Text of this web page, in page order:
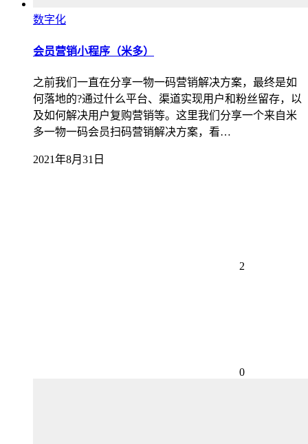
数字化
会员营销小程序（米多）
之前我们一直在分享一物一码营销解决方案，最终是如
何落地的?通过什么平台、渠道实现用户和粉丝留存，以
及如何解决用户复购营销等。这里我们分享一个来自米
多一物一码会员扫码营销解决方案，看…
2021年8月31日
2
0